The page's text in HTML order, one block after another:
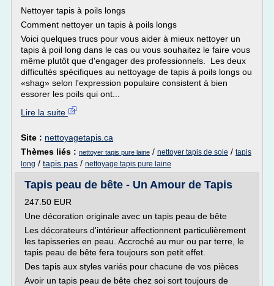
Nettoyer tapis à poils longs
Comment nettoyer un tapis à poils longs
Voici quelques trucs pour vous aider à mieux nettoyer un
tapis à poil long dans le cas ou vous souhaitez le faire vous
même plutôt que d'engager des professionnels. Les deux
difficultés spécifiques au nettoyage de tapis à poils longs ou
«shag» selon l'expression populaire consistent à bien
essorer les poils qui ont...
Lire la suite
Site : nettoyagetapis.ca
Thèmes liés : nettoyer tapis pure laine / nettoyer tapis de soie / tapis
long / tapis pas / nettoyage tapis pure laine
Tapis peau de bête - Un Amour de Tapis
247.50 EUR
Une décoration originale avec un tapis peau de bête
Les décorateurs d'intérieur affectionnent particulièrement
les tapisseries en peau. Accroché au mur ou par terre, le
tapis peau de bête fera toujours son petit effet.
Des tapis aux styles variés pour chacune de vos pièces
Avoir un tapis peau de bête chez soi sort toujours de